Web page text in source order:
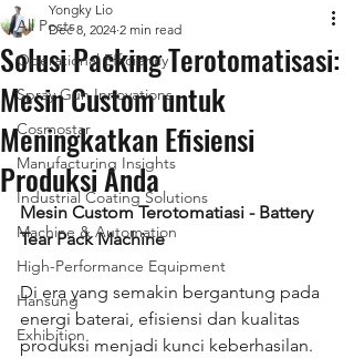
All Posts
Operational Efficiency
Spray Gun Innovations
Cosmostar
Manufacturing Insights
Industrial Coating Solutions
Machine & Automation
High-Performance Equipment
Hansung
Exhibition
Solusi Packing Terotomatisasi:
Mesin Custom untuk
Meningkatkan Efisiensi
Produksi Anda
Yongky Lio
Dec 8, 2024 2 min read
Mesin Custom Terotomatiasi - Battery
Tear Pack Machine
Di era yang semakin bergantung pada
energi baterai, efisiensi dan kualitas
produksi menjadi kunci keberhasilan.